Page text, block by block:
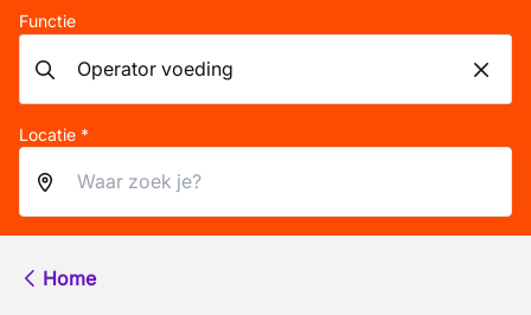
Functie
Locatie *
Home